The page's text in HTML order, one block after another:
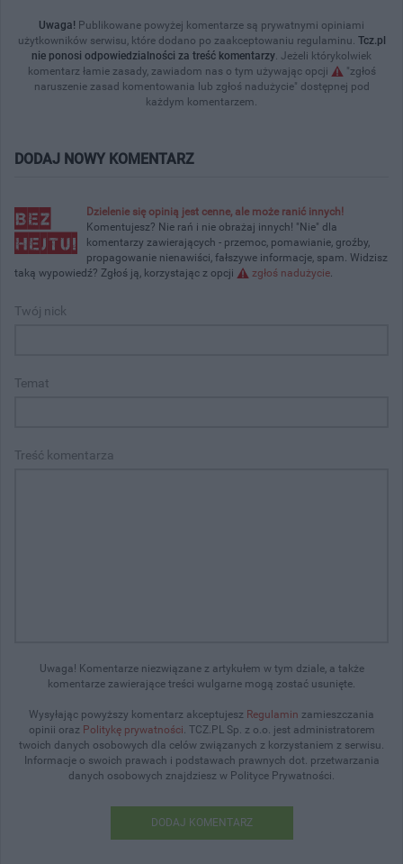
Uwaga! Publikowane powyżej komentarze są prywatnymi opiniami
użytkowników serwisu, które dodano po zaakceptowaniu regulaminu. Tcz.pl
nie ponosi odpowiedzialności za treść komentarzy. Jeżeli którykolwiek
komentarz łamie zasady, zawiadom nas o tym używając opcji
"zgłoś
naruszenie zasad komentowania lub zgłoś nadużycie" dostępnej pod
każdym komentarzem.
DODAJ NOWY KOMENTARZ
Dzielenie się opinią jest cenne, ale może ranić innych!
Komentujesz? Nie rań i nie obrażaj innych! "Nie" dla
komentarzy zawierających - przemoc, pomawianie, groźby,
propagowanie nienawiści, fałszywe informacje, spam. Widzisz
taką wypowiedź? Zgłoś ją, korzystając z opcji
zgłoś nadużycie.
Twój nick
Temat
Treść komentarza
Uwaga! Komentarze niezwiązane z artykułem w tym dziale, a także
komentarze zawierające treści wulgarne mogą zostać usunięte.
Wysyłając powyższy komentarz akceptujesz Regulamin zamieszczania
opinii oraz Politykę prywatności. TCZ.PL Sp. z o.o. jest administratorem
twoich danych osobowych dla celów związanych z korzystaniem z serwisu.
Informacje o swoich prawach i podstawach prawnych dot. przetwarzania
danych osobowych znajdziesz w Polityce Prywatności.
DODAJ KOMENTARZ